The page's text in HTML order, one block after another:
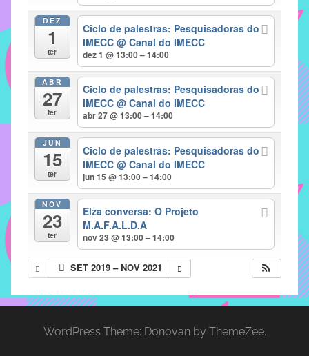
pacificadoras
problemas
verificados
instituto,
para
prevenção
DEZ
1
ter
Ciclo de palestras: Pesquisadoras do
IMECC@ Canal do IMECC
dez 1 @ 13:00 – 14:00
ABR
27
ter
Ciclo de palestras: Pesquisadoras do
IMECC@ Canal do IMECC
abr 27 @ 13:00 – 14:00
JUN
15
ter
Ciclo de palestras: Pesquisadoras do
IMECC@ Canal do IMECC
jun 15 @ 13:00 – 14:00
NOV
23
ter
Elza conversa: O Projeto
M.A.F.A.L.D.A
nov 23 @ 13:00 – 14:00
SET 2019 – NOV 2021
WordPress Theme: Donovan by ThemeZee.